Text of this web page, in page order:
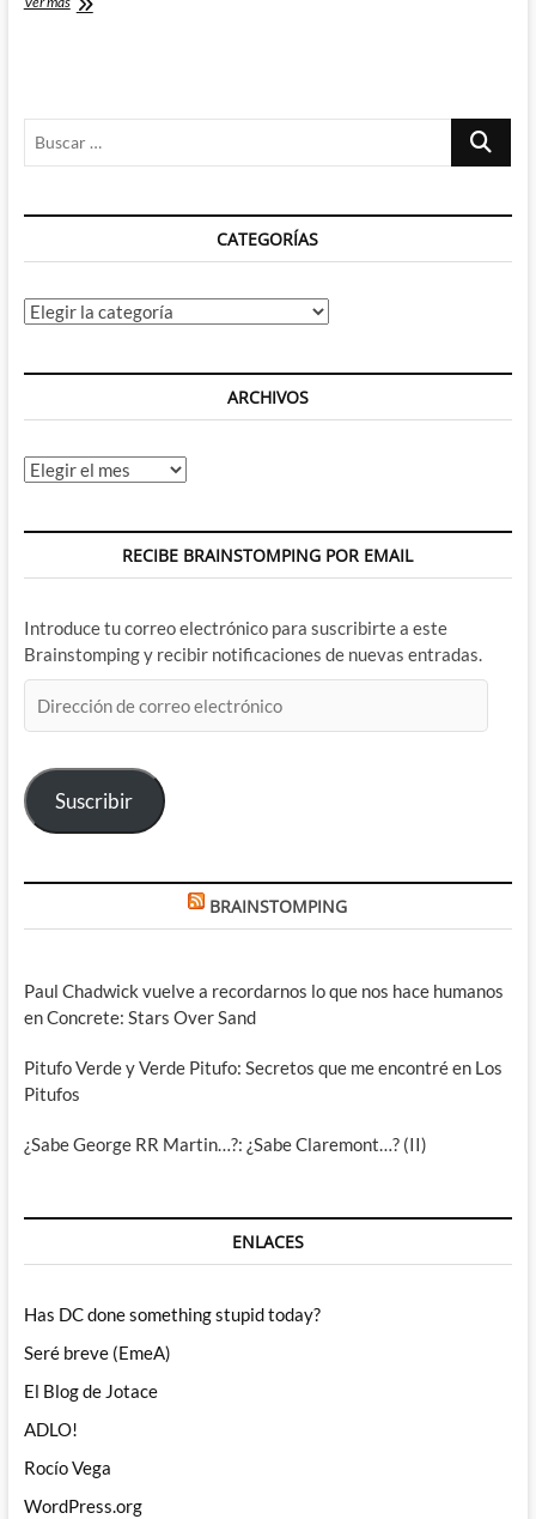
The
in
Buscar
CATEGORÍAS
Categorías
ARCHIVOS
Archivos
RECIBE BRAINSTOMPING POR EMAIL
Introduce tu correo electrónico para suscribirte a este
Brainstomping y recibir notificaciones de nuevas entradas.
de
electrónico
Suscribir
BRAINSTOMPING
Paul Chadwick vuelve a recordarnos lo que nos hace humanos
en Concrete: Stars Over Sand
Pitufo Verde y Verde Pitufo: Secretos que me encontré en Los
Pitufos
¿Sabe George RR Martin…?: ¿Sabe Claremont…? (II)
ENLACES
Has DC done something stupid today?
Seré breve (EmeA)
El Blog de Jotace
ADLO!
Rocío Vega
WordPress.org